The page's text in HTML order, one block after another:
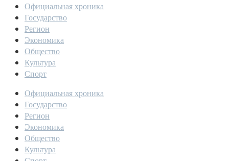
Официальная хроника
Государство
Регион
Экономика
Общество
Культура
Спорт
Официальная хроника
Государство
Регион
Экономика
Общество
Культура